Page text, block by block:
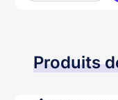
au panier
Produits